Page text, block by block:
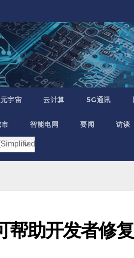
元宇宙 云计算 5G通讯
智能电网 要闻 访谈
帮助开发者修复